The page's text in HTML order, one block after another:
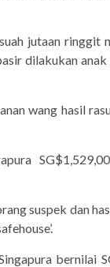
jutaan
dilakukan
wang hasil
suspek dan